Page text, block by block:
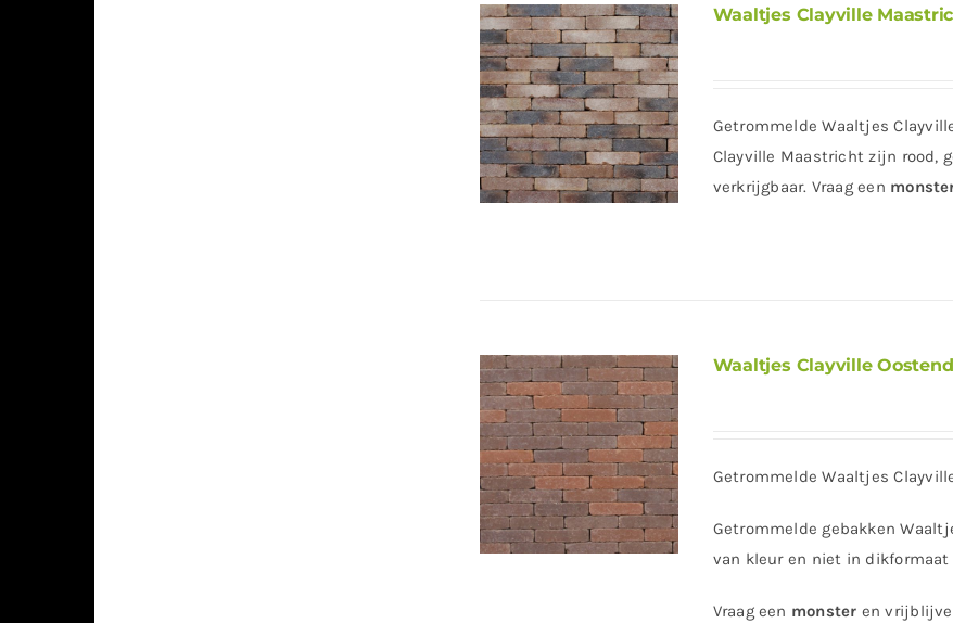
Waaltjes Clayville
Getrommelde Waaltjes
Clayville Maastricht zijn rood,
verkrijgbaar. Vraag een
Waaltjes Clayville
Getrommelde Waaltjes
Getrommelde gebakken
van kleur en niet in dikformaat
Vraag een monster en